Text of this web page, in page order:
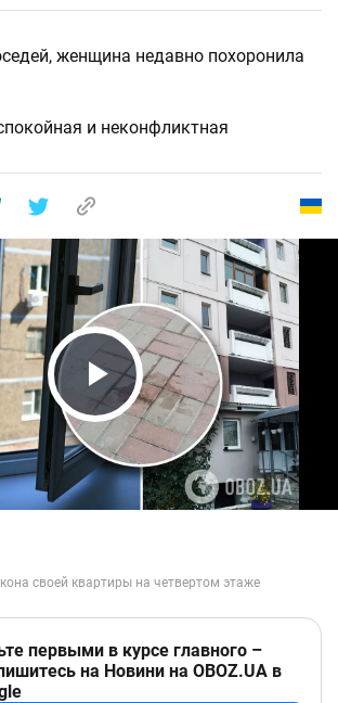
женщина недавно похоронила
и неконфликтная
Play Video
первыми в курсе главного –
на Новини на OBOZ.UA в